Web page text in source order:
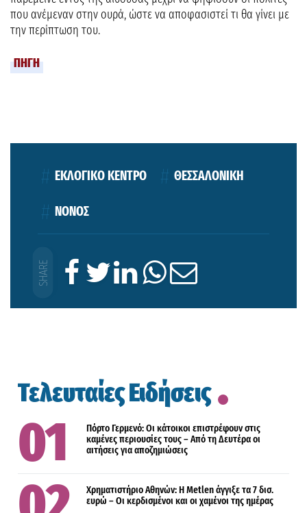
που ανέμεναν στην ουρά, ώστε να αποφασιστεί τι θα γίνει με
την περίπτωση του.
ΠΗΓΗ
ΕΚΛΟΓΙΚΟ ΚΕΝΤΡΟ ΘΕΣΣΑΛΟΝΙΚΗ
ΝΟΝΟΣ
Τελευταίες Ειδήσεις
Πόρτο Γερμενό: Οι κάτοικοι επιστρέφουν στις
καμένες περιουσίες τους – Aπό τη Δευτέρα οι
αιτήσεις για αποζημιώσεις
Χρηματιστήριο Αθηνών: Η Metlen άγγιξε τα 7 δισ.
ευρώ – Οι κερδισμένοι και οι χαμένοι της ημέρας